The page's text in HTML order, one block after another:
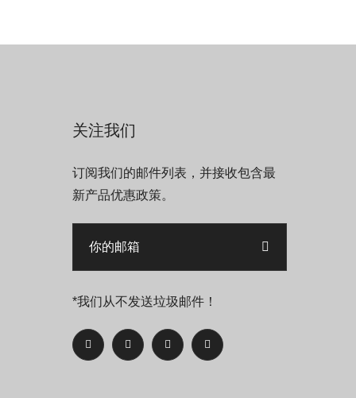
关注我们
订阅我们的邮件列表，并接收包含最
新产品优惠政策。
*我们从不发送垃圾邮件！